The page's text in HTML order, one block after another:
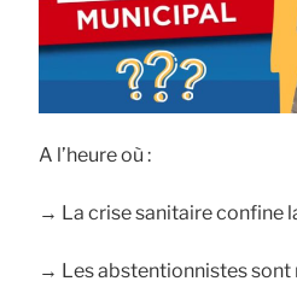
A l’heure où :
→ La crise sanitaire confine
→ Les abstentionnistes sont